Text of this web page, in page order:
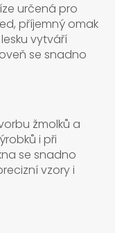
určená pro
příjemný omak
vytváří
se snadno
žmolků a
i při
se snadno
vzory i